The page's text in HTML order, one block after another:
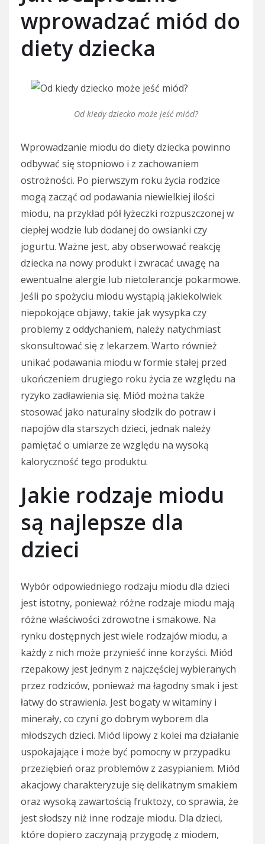
wprowadzać miód do
diety dziecka
Od kiedy dziecko może jeść miód?
Wprowadzanie miodu do diety dziecka powinno
odbywać się stopniowo i z zachowaniem
ostrożności. Po pierwszym roku życia rodzice
mogą zacząć od podawania niewielkiej ilości
miodu, na przykład pół łyżeczki rozpuszczonej w
ciepłej wodzie lub dodanej do owsianki czy
jogurtu. Ważne jest, aby obserwować reakcję
dziecka na nowy produkt i zwracać uwagę na
ewentualne alergie lub nietolerancje pokarmowe.
Jeśli po spożyciu miodu wystąpią jakiekolwiek
niepokojące objawy, takie jak wysypka czy
problemy z oddychaniem, należy natychmiast
skonsultować się z lekarzem. Warto również
unikać podawania miodu w formie stałej przed
ukończeniem drugiego roku życia ze względu na
ryzyko zadławienia się. Miód można także
stosować jako naturalny słodzik do potraw i
napojów dla starszych dzieci, jednak należy
pamiętać o umiarze ze względu na wysoką
kaloryczność tego produktu.
Jakie rodzaje miodu
są najlepsze dla
dzieci
Wybór odpowiedniego rodzaju miodu dla dzieci
jest istotny, ponieważ różne rodzaje miodu mają
różne właściwości zdrowotne i smakowe. Na
rynku dostępnych jest wiele rodzajów miodu, a
każdy z nich może przynieść inne korzyści. Miód
rzepakowy jest jednym z najczęściej wybieranych
przez rodziców, ponieważ ma łagodny smak i jest
łatwy do strawienia. Jest bogaty w witaminy i
minerały, co czyni go dobrym wyborem dla
młodszych dzieci. Miód lipowy z kolei ma działanie
uspokajające i może być pomocny w przypadku
przeziębień oraz problemów z zasypianiem. Miód
akacjowy charakteryzuje się delikatnym smakiem
oraz wysoką zawartością fruktozy, co sprawia, że
jest słodszy niż inne rodzaje miodu. Dla dzieci,
które dopiero zaczynają przygodę z miodem,